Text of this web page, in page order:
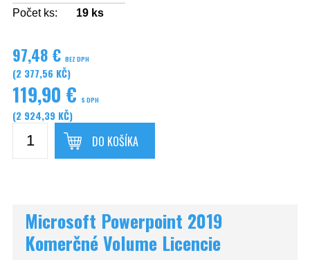
Počet ks:
19 ks
97,48 € BEZ DPH
(2 377,56 KČ)
119,90 € S DPH
(2 924,39 KČ)
DO KOŠÍKA
Microsoft Powerpoint 2019
Komerčné Volume Licencie